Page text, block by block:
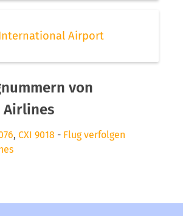
Airport
von
Airlines
, CXI 9018 - Flug verfolgen